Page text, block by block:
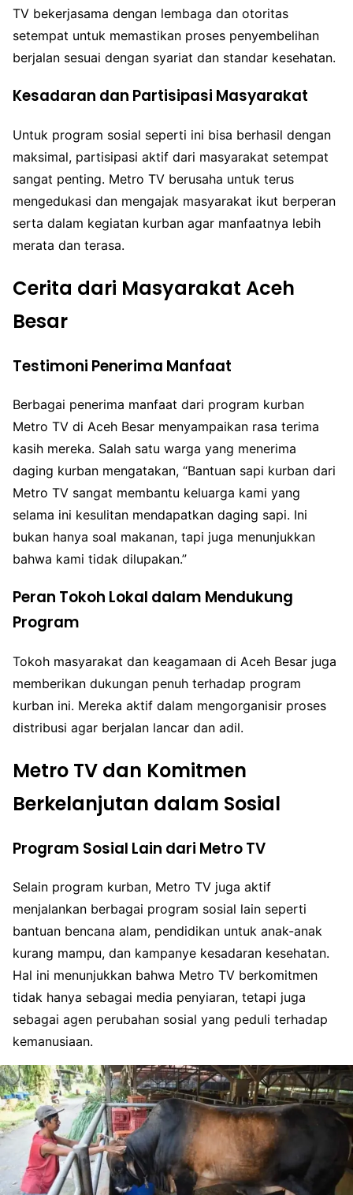
TV bekerjasama dengan lembaga dan otoritas
setempat untuk memastikan proses penyembelihan
berjalan sesuai dengan syariat dan standar kesehatan.
Kesadaran dan Partisipasi Masyarakat
Untuk program sosial seperti ini bisa berhasil dengan
maksimal, partisipasi aktif dari masyarakat setempat
sangat penting. Metro TV berusaha untuk terus
mengedukasi dan mengajak masyarakat ikut berperan
serta dalam kegiatan kurban agar manfaatnya lebih
merata dan terasa.
Cerita dari Masyarakat Aceh
Besar
Testimoni Penerima Manfaat
Berbagai penerima manfaat dari program kurban
Metro TV di Aceh Besar menyampaikan rasa terima
kasih mereka. Salah satu warga yang menerima
daging kurban mengatakan, “Bantuan sapi kurban dari
Metro TV sangat membantu keluarga kami yang
selama ini kesulitan mendapatkan daging sapi. Ini
bukan hanya soal makanan, tapi juga menunjukkan
bahwa kami tidak dilupakan.”
Peran Tokoh Lokal dalam Mendukung
Program
Tokoh masyarakat dan keagamaan di Aceh Besar juga
memberikan dukungan penuh terhadap program
kurban ini. Mereka aktif dalam mengorganisir proses
distribusi agar berjalan lancar dan adil.
Metro TV dan Komitmen
Berkelanjutan dalam Sosial
Program Sosial Lain dari Metro TV
Selain program kurban, Metro TV juga aktif
menjalankan berbagai program sosial lain seperti
bantuan bencana alam, pendidikan untuk anak-anak
kurang mampu, dan kampanye kesadaran kesehatan.
Hal ini menunjukkan bahwa Metro TV berkomitmen
tidak hanya sebagai media penyiaran, tetapi juga
sebagai agen perubahan sosial yang peduli terhadap
kemanusiaan.